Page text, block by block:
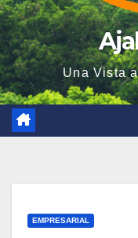
Una Vista
EMPRESARIAL